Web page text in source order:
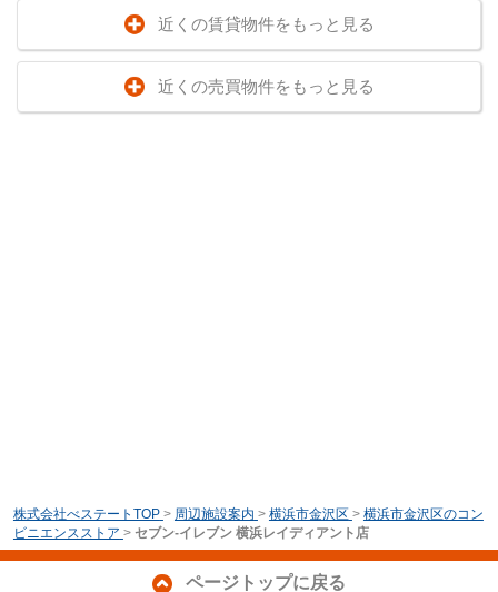
近くの賃貸物件をもっと見る
近くの売買物件をもっと見る
株式会社べステートTOP > 周辺施設案内 > 横浜市金沢区 > 横浜市金沢区のコン
ビニエンスストア > セブン‐イレブン 横浜レイディアント店
ページトップに戻る